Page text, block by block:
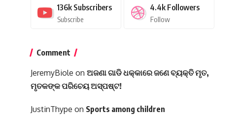
136k Subscribers
Subscribe
4.4k Followers
Follow
Comment
JeremyBiole on ଅଜଣା ଗାଡି ଧକ୍କାରେ ଜଣେ ବ୍ୟକ୍ତି ମୃତ,
ମୃତକଙ୍କ ପରିଚେୟ ଅସ୍ପଷ୍ଟ!
JustinThype on Sports among children